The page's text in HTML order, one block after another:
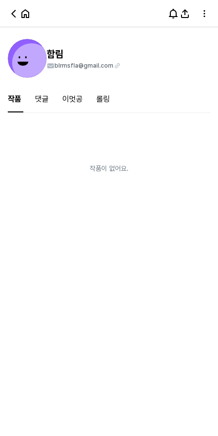
함림
blrmsfla@gmail.com
작품 댓글 이멋공 롤링
작품이 없어요.